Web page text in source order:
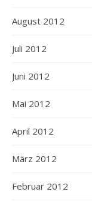
August 2012
Juli 2012
Juni 2012
Mai 2012
April 2012
März 2012
Februar 2012